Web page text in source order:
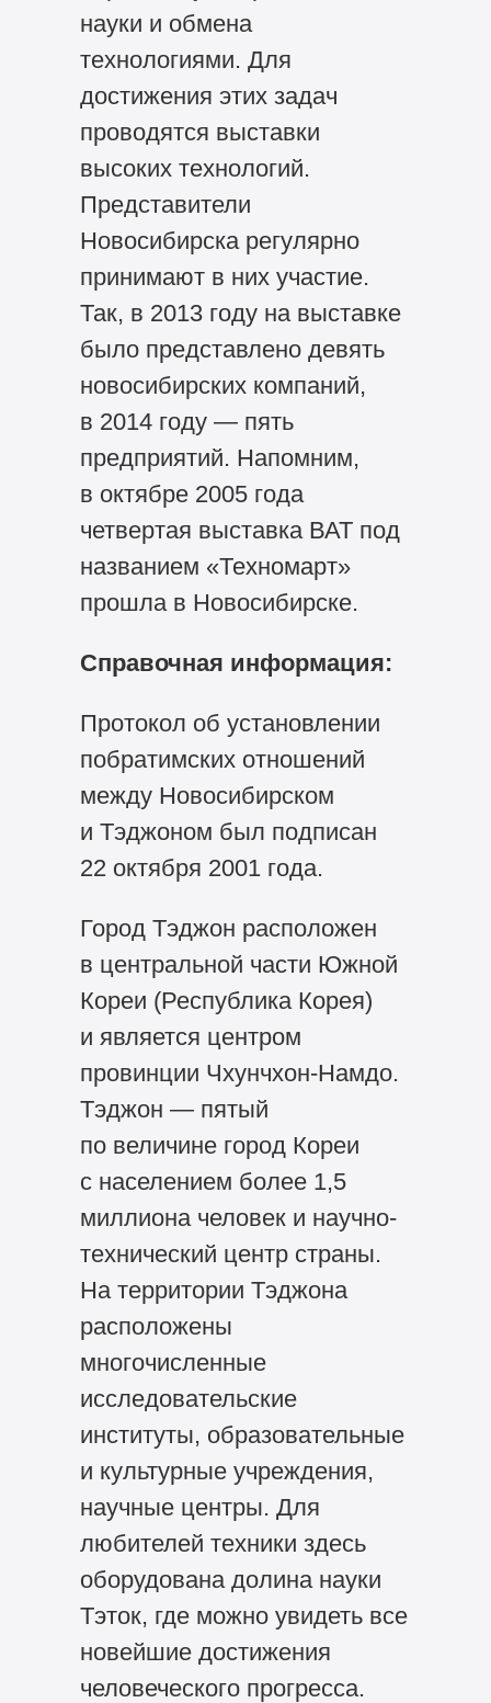
науки и обмена
технологиями. Для
достижения этих задач
проводятся выставки
высоких технологий.
Представители
Новосибирска регулярно
принимают в них участие.
Так, в 2013 году на выставке
было представлено девять
новосибирских компаний,
в 2014 году — пять
предприятий. Напомним,
в октябре 2005 года
четвертая выставка ВАТ под
названием «Техномарт»
прошла в Новосибирске.
Справочная информация:
Протокол об установлении
побратимских отношений
между Новосибирском
и Тэджоном был подписан
22 октября 2001 года.
Город Тэджон расположен
в центральной части Южной
Кореи (Республика Корея)
и является центром
провинции Чхунчхон-Намдо.
Тэджон — пятый
по величине город Кореи
с населением более 1,5
миллиона человек и научно-
технический центр страны.
На территории Тэджона
расположены
многочисленные
исследовательские
институты, образовательные
и культурные учреждения,
научные центры. Для
любителей техники здесь
оборудована долина науки
Тэток, где можно увидеть все
новейшие достижения
человеческого прогресса.